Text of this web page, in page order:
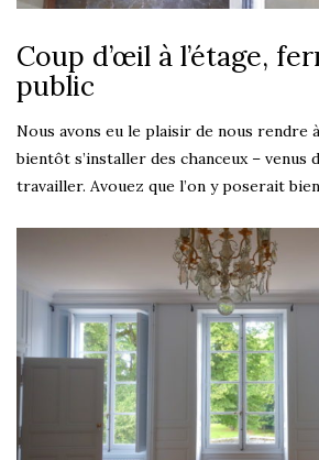
Coup d’œil à l’étage,
public
Nous avons eu le plaisir de nous rendre
bientôt s’installer des chanceux – venus
travailler. Avouez que l’on y poserait